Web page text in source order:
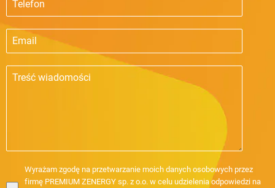
Wyrażam zgodę na przetwarzanie moich danych osobowych przez
firmę PREMIUM ZENERGY sp. z o.o. w celu udzielenia odpowiedzi na